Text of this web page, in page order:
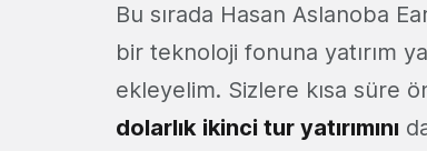
Bu sırada Hasan Aslanoba
bir teknoloji fonuna yatırım
ekleyelim. Sizlere kısa süre
dolarlık ikinci tur yatırımını